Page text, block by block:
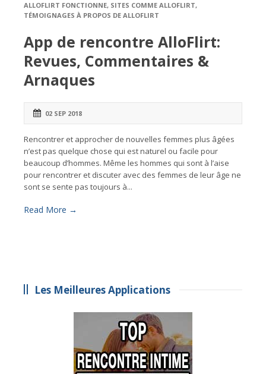
ALLOFLIRT FONCTIONNE, SITES COMME ALLOFLIRT,
TÉMOIGNAGES À PROPOS DE ALLOFLIRT
App de rencontre AlloFlirt:
Revues, Commentaires &
Arnaques
02 SEP 2018
Rencontrer et approcher de nouvelles femmes plus âgées
n’est pas quelque chose qui est naturel ou facile pour
beaucoup d’hommes. Même les hommes qui sont à l’aise
pour rencontrer et discuter avec des femmes de leur âge ne
sont se sente pas toujours à...
Read More →
Les Meilleures Applications